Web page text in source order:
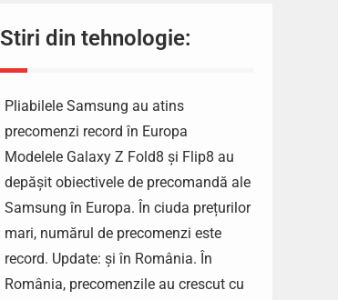
Stiri din tehnologie:
Pliabilele Samsung au atins
precomenzi record în Europa
Modelele Galaxy Z Fold8 și Flip8 au
depășit obiectivele de precomandă ale
Samsung în Europa. În ciuda prețurilor
mari, numărul de precomenzi este
record. Update: și în România. În
România, precomenzile au crescut cu